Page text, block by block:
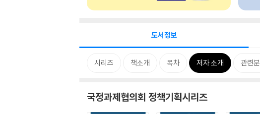
도서정보
시리즈 책소개 목차 저자 소개 관련
국정과제협의회 정책기획시리즈